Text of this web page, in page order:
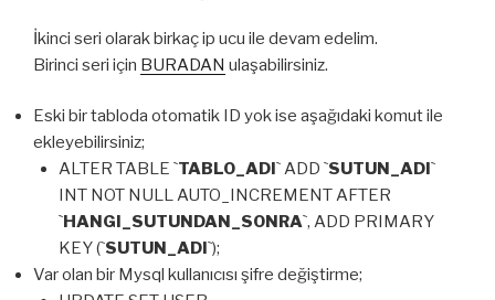
İkinci seri olarak birkaç ip ucu ile devam edelim.
Birinci seri için BURADAN ulaşabilirsiniz.
Eski bir tabloda otomatik ID yok ise aşağıdaki komut ile
ekleyebilirsiniz;
ALTER TABLE `TABLO_ADI` ADD `SUTUN_ADI`
INT NOT NULL AUTO_INCREMENT AFTER
`HANGI_SUTUNDAN_SONRA`, ADD PRIMARY
KEY (`SUTUN_ADI`);
Var olan bir Mysql kullanıcısı şifre değiştirme;